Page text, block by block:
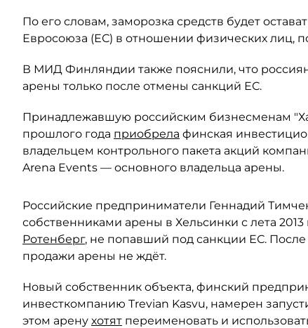
По его словам, заморозка средств будет
Евросоюза (ЕС) в отношении физических лиц,
В МИД Финляндии также пояснили, что
арены только после отмены санкций ЕС.
Принадлежавшую российским бизнесменам
прошлого года приобрела финская
владельцем контрольного пакета акций
Arena Events — основного владельца арены.
Российские предприниматели Геннадий
собственниками арены в Хельсинки с лета
Ротенберг, не попавший под санкции ЕС.
продажи арены не ждёт.
Новый собственник объекта, финский
инвесткомпанию Trevian Kasvu, намерен
этом арену хотят переименовать и